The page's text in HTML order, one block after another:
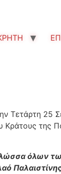
Τετάρτη 25
Κράτους της
γλώσσα όλων